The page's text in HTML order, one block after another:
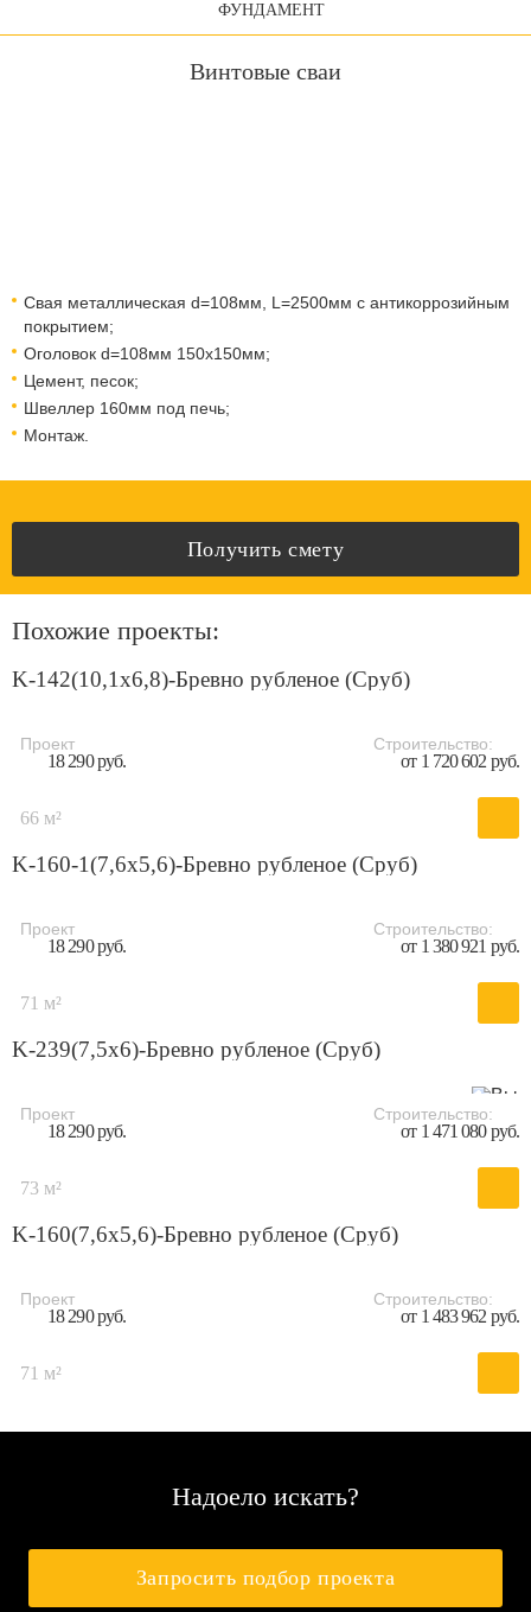
ФУНДАМЕНТ
Винтовые сваи
Свая металлическая d=108мм, L=2500мм с антикоррозийным
покрытием;
Оголовок d=108мм 150x150мм;
Цемент, песок;
Швеллер 160мм под печь;
Монтаж.
Получить смету
Похожие проекты:
K-142(10,1х6,8)-Бревно рубленое (Сруб)
Проект
18 290 руб.
Строительство:
от 1 720 602 руб.
66 м²
K-160-1(7,6x5,6)-Бревно рубленое (Сруб)
Проект
18 290 руб.
Строительство:
от 1 380 921 руб.
71 м²
K-239(7,5x6)-Бревно рубленое (Сруб)
Проект
18 290 руб.
Строительство:
от 1 471 080 руб.
73 м²
K-160(7,6х5,6)-Бревно рубленое (Сруб)
Проект
18 290 руб.
Строительство:
от 1 483 962 руб.
71 м²
Надоело искать?
Запросить подбор проекта